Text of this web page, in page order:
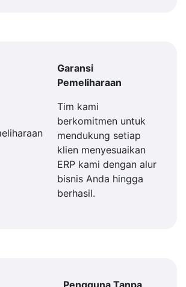
Garansi
Pemeliharaan
Tim kami
berkomitmen untuk
mendukung setiap
klien menyesuaikan
ERP kami dengan alur
bisnis Anda hingga
berhasil.